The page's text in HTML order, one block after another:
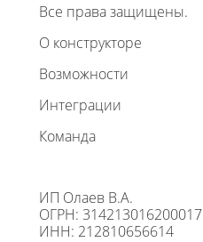
Все права защищены.
О конструкторе
Возможности
Интеграции
Команда
ИП Олаев В.А.
ОГРН: 314213016200017
ИНН: 212810656614